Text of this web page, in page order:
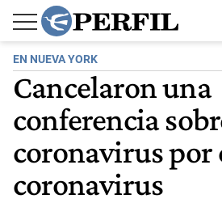
EN NUEVA YORK
Cancelaron una
conferencia
coronavirus por
coronavirus